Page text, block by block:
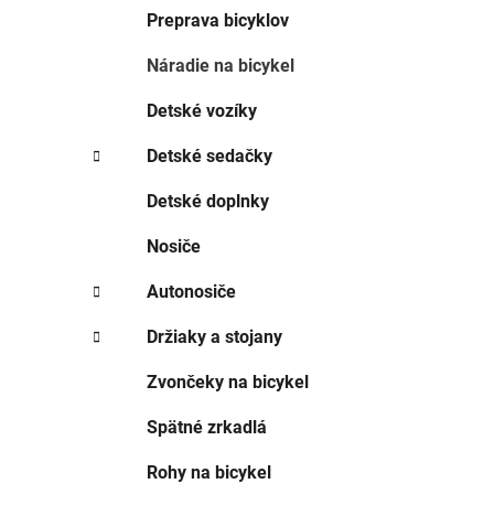
Preprava bicyklov
Náradie na bicykel
Detské vozíky
Detské sedačky
Detské doplnky
Nosiče
Autonosiče
Držiaky a stojany
Zvončeky na bicykel
Spätné zrkadlá
Rohy na bicykel